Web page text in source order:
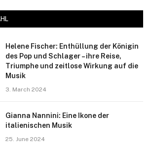
Helene Fischer: Enthüllung der Königin
des Pop und Schlager – ihre Reise,
Triumphe und zeitlose Wirkung auf die
Musik
3. March 2024
Gianna Nannini: Eine Ikone der
italienischen Musik
25. June 2024